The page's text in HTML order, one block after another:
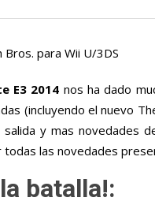
E3 2014 nos ha dado
(incluyendo el nuevo
y mas novedades
todas las novedades
batalla!: